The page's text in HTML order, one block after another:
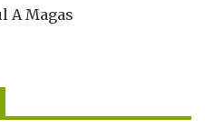
A Magas